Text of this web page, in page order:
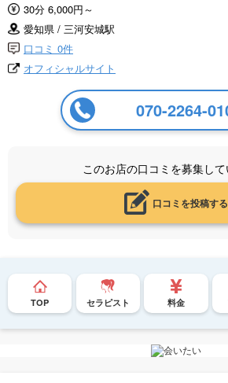
30分 6,000円～
愛知県 / 三河安城駅
口コミ 0件
オフィシャルサイト
070-2264-
このお店の口コミを募集して
口コミを投稿する
TOP セラピスト 料金